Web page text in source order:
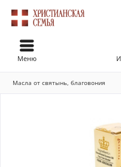
Меню
Масла от святынь, благовония